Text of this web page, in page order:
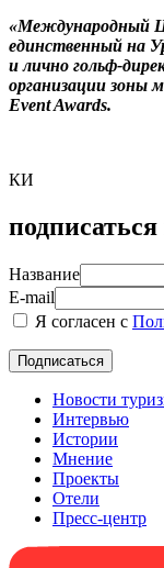
«Международный
единственный на
и лично гольф-
организации зоны
Event Awards.
КИ
Название
E-mail
Я согласен с
Новости
Интервью
Истории
Мнение
Проекты
Отели
Пресс-центр